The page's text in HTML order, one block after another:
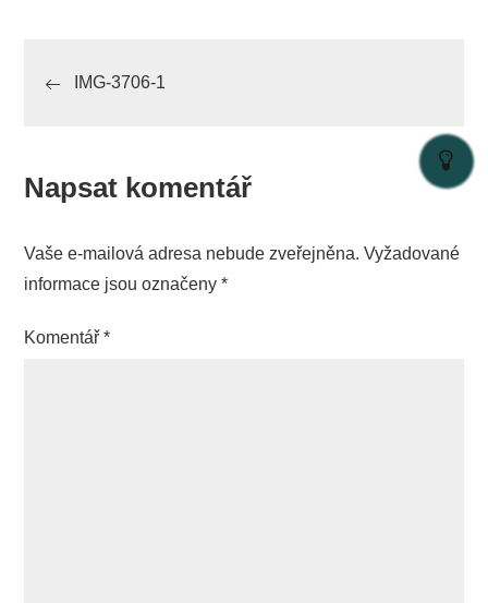
Navigace
příspěvek
IMG-3706-1
Napsat komentář
Vaše e-mailová adresa nebude zveřejněna. Vyžadované
informace jsou označeny*
Komentář*